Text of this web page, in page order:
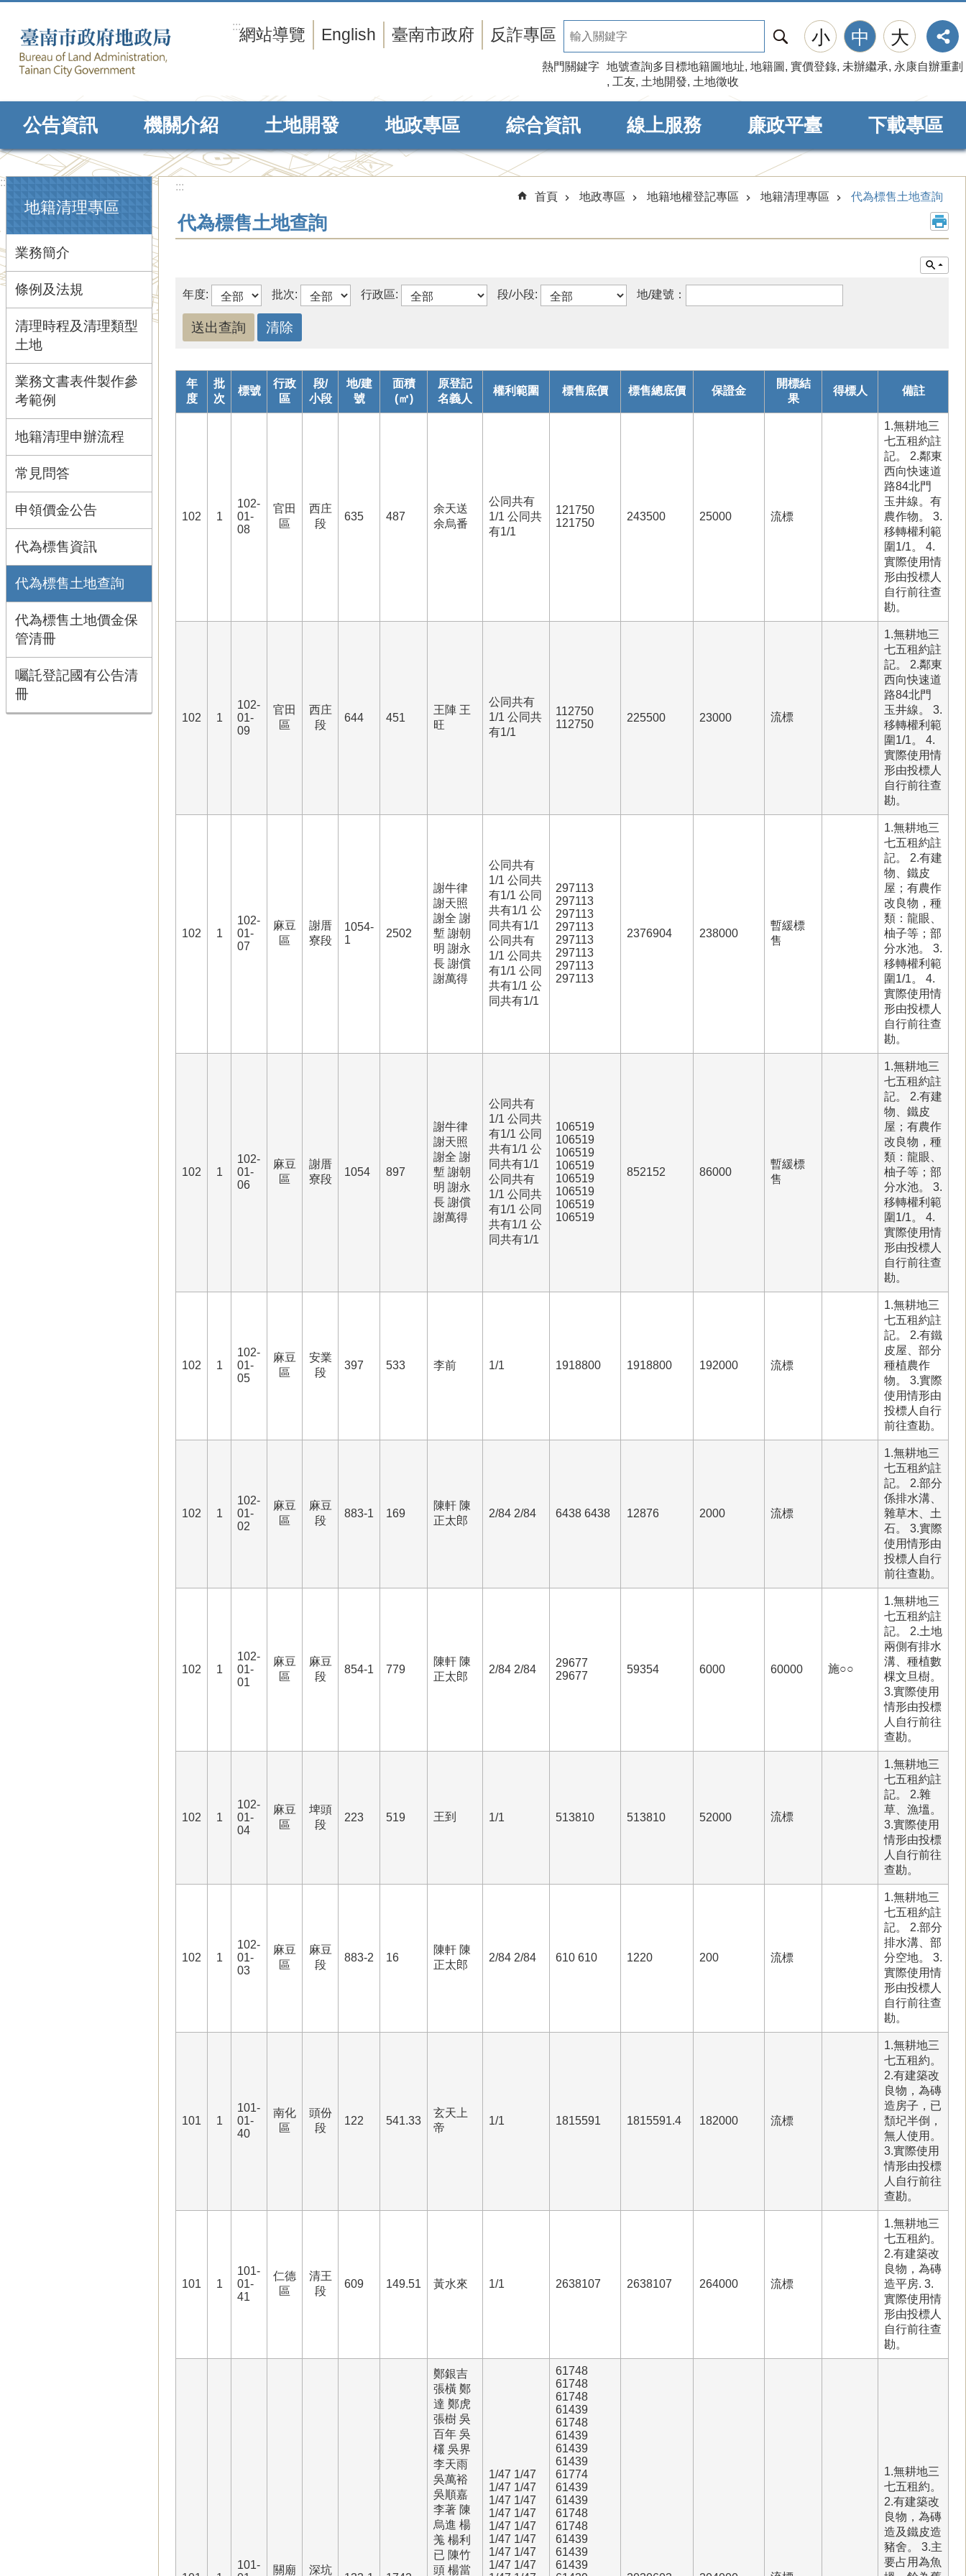
:::網站導覽 English 臺南市政府 反詐專區
尋
熱門關鍵字 地號查詢多目標地籍圖地址 地籍圖 實價登錄 未辦繼承 永康自辦重劃
工友 土地開發 土地徵收
小 中 大
公告資訊 機關介紹 土地開發 地政專區 綜合資訊 線上服務 廉政平臺 下載專區
:::
地籍清理專區
業務簡介
條例及法規
清理時程及清理類型
土地
業務文書表件製作參
考範例
地籍清理申辦流程
常見問答
申領價金公告
代為標售資訊
代為標售土地查詢
代為標售土地價金保
管清冊
囑託登記國有公告清
冊
:::
首頁
地政專區 地籍地權登記專區 地籍清理專區 代為標售土地查詢
代為標售土地查詢
年度: 批次: 行政區: 段/小段: 地/建號：
年
度
批
次
標號
行政
區
段/
小段
地/建
號
面積
(㎡)
原登記
名義人
權利範圍 標售底價 標售總底價 保證金
開標結
果
得標人 備註
102 1
102-
01-
08
官田
區
西庄
段
635 487
余天送
余烏番
公同共有
1/1 公同共
有1/1
121750
121750
243500 25000 流標
1.無耕地三
七五租約註
記。 2.鄰東
西向快速道
路84北門
玉井線。有
農作物。 3.
移轉權利範
圍1/1。 4.
實際使用情
形由投標人
自行前往查
勘。
102 1
102-
01-
09
官田
區
西庄
段
644 451
王陣 王
旺
公同共有
1/1 公同共
有1/1
112750
112750
225500 23000 流標
1.無耕地三
七五租約註
記。 2.鄰東
西向快速道
路84北門
玉井線。 3.
移轉權利範
圍1/1。 4.
實際使用情
形由投標人
自行前往查
勘。
102 1
102-
01-
07
麻豆
區
謝厝
寮段
1054-
1
2502
謝牛律
謝天照
謝全 謝
塹 謝朝
明 謝永
長 謝償
謝萬得
公同共有
1/1 公同共
有1/1 公同
共有1/1 公
同共有1/1
公同共有
1/1 公同共
有1/1 公同
共有1/1 公
同共有1/1
297113
297113
297113
297113
297113
297113
297113
297113
2376904 238000
暫緩標
售
1.無耕地三
七五租約註
記。 2.有建
物、鐵皮
屋；有農作
改良物，種
類：龍眼、
柚子等；部
分水池。 3.
移轉權利範
圍1/1。 4.
實際使用情
形由投標人
自行前往查
勘。
102 1
102-
01-
06
麻豆
區
謝厝
寮段
1054 897
謝牛律
謝天照
謝全 謝
塹 謝朝
明 謝永
長 謝償
謝萬得
公同共有
1/1 公同共
有1/1 公同
共有1/1 公
同共有1/1
公同共有
1/1 公同共
有1/1 公同
共有1/1 公
同共有1/1
106519
106519
106519
106519
106519
106519
106519
106519
852152 86000
暫緩標
售
1.無耕地三
七五租約註
記。 2.有建
物、鐵皮
屋；有農作
改良物，種
類：龍眼、
柚子等；部
分水池。 3.
移轉權利範
圍1/1。 4.
實際使用情
形由投標人
自行前往查
勘。
102 1
102-
01-
05
麻豆
區
安業
段
397 533 李前 1/1 1918800 1918800 192000 流標
1.無耕地三
七五租約註
記。 2.有鐵
皮屋、部分
種植農作
物。 3.實際
使用情形由
投標人自行
前往查勘。
102 1
102-
01-
02
麻豆
區
麻豆
段
883-1 169
陳軒 陳
正太郎
2/84 2/84 6438 6438 12876 2000 流標
1.無耕地三
七五租約註
記。 2.部分
係排水溝、
雜草木、土
石。 3.實際
使用情形由
投標人自行
前往查勘。
102 1
102-
01-
01
麻豆
區
麻豆
段
854-1 779
陳軒 陳
正太郎
2/84 2/84
29677
29677
59354 6000 60000 施○○
1.無耕地三
七五租約註
記。 2.土地
兩側有排水
溝、種植數
棵文旦樹。
3.實際使用
情形由投標
人自行前往
查勘。
102 1
102-
01-
04
麻豆
區
埤頭
段
223 519 王到 1/1 513810 513810 52000 流標
1.無耕地三
七五租約註
記。 2.雜
草、漁塭。
3.實際使用
情形由投標
人自行前往
查勘。
102 1
102-
01-
03
麻豆
區
麻豆
段
883-2 16
陳軒 陳
正太郎
2/84 2/84 610 610 1220 200 流標
1.無耕地三
七五租約註
記。 2.部分
排水溝、部
分空地。 3.
實際使用情
形由投標人
自行前往查
勘。
101 1
101-
01-
40
南化
區
頭份
段
122 541.33
玄天上
帝
1/1 1815591 1815591.4 182000 流標
1.無耕地三
七五租約。
2.有建築改
良物，為磚
造房子，已
頹圮半倒，
無人使用。
3.實際使用
情形由投標
人自行前往
查勘。
101 1
101-
01-
41
仁德
區
清王
段
609 149.51 黃水來 1/1 2638107 2638107 264000 流標
1.無耕地三
七五租約。
2.有建築改
良物，為磚
造平房. 3.
實際使用情
形由投標人
自行前往查
勘。
101-
關廟 深坑
鄭銀吉
張橫 鄭
達 鄭虎
張樹 吳
百年 吳
欉 吳界
李天雨
吳萬裕
吳順嘉
李著 陳
烏進 楊
羗 楊利
已 陳竹
頭 楊當
1/47 1/47
1/47 1/47
1/47 1/47
1/47 1/47
1/47 1/47
1/47 1/47
1/47 1/47
1/47 1/47
61748
61748
61748
61439
61748
61439
61439
61439
61774
61439
61439
61748
61748
61439
61439
61439
1.無耕地三
七五租約。
2.有建築改
良物，為磚
造及鐵皮造
豬舍。 3.主
要占用為魚